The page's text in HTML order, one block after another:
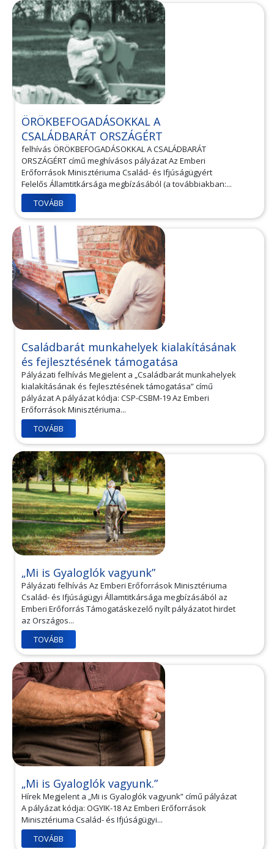
ÖRÖKBEFOGADÁSOKKAL A
CSALÁDBARÁT ORSZÁGÉRT
felhívás ÖRÖKBEFOGADÁSOKKAL A CSALÁDBARÁT
ORSZÁGÉRT című meghívásos pályázat Az Emberi
Erőforrások Minisztériuma Család- és Ifjúságügyért
Felelős Államtitkársága megbízásából (a továbbiakban:...
TOVÁBB
Családbarát munkahelyek kialakításának
és fejlesztésének támogatása
Pályázati felhívás Megjelent a „Családbarát munkahelyek
kialakításának és fejlesztésének támogatása” című
pályázat A pályázat kódja: CSP-CSBM-19 Az Emberi
Erőforrások Minisztériuma...
TOVÁBB
„Mi is Gyaloglók vagyunk”
Pályázati felhívás Az Emberi Erőforrások Minisztériuma
Család- és Ifjúságügyi Államtitkársága megbízásából az
Emberi Erőforrás Támogatáskezelő nyílt pályázatot hirdet
az Országos...
TOVÁBB
„Mi is Gyaloglók vagyunk.”
Hírek Megjelent a „Mi is Gyaloglók vagyunk” című pályázat
A pályázat kódja: OGYIK-18 Az Emberi Erőforrások
Minisztériuma Család- és Ifjúságügyi...
TOVÁBB